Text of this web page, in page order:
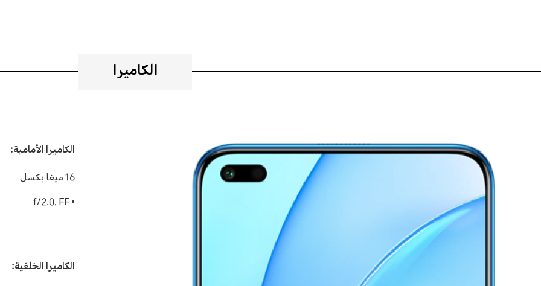
الكاميرا
الكاميرا الأمامية:
16 ميغا بكسل
• f/2.0, FF
الكاميرا الخلفية: